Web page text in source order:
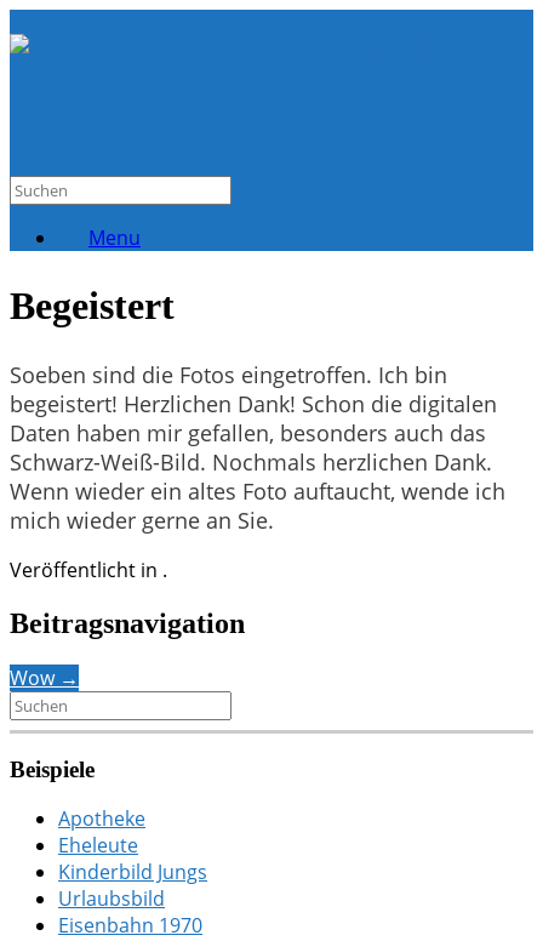
Menu
Begeistert
Soeben sind die Fotos eingetroffen. Ich bin
begeistert! Herzlichen Dank! ​Schon die digitalen
Daten haben mir gefallen, besonders auch das
Schwarz-Weiß-Bild. Nochmals herzlichen Dank.
Wenn wieder ein altes Foto auftaucht, wende ich
mich wieder gerne an Sie.
Veröffentlicht in .
Beitragsnavigation
Wow →
Beispiele
Apotheke
Eheleute
Kinderbild Jungs
Urlaubsbild
Eisenbahn 1970